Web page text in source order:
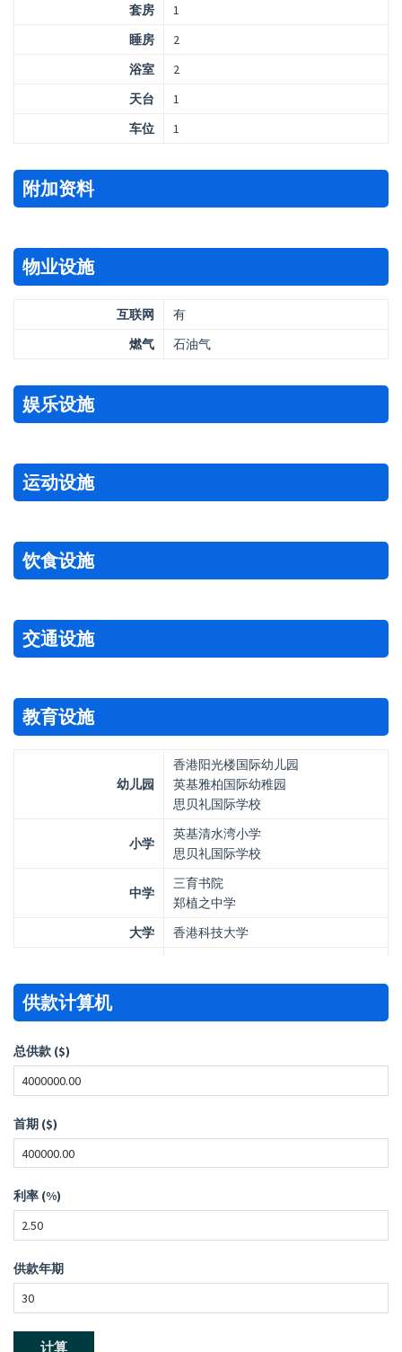
套房
1
睡房
2
浴室
2
天台
1
车位
1
附加资料
物业设施
互联网
有
燃气
石油气
娱乐设施
运动设施
饮食设施
交通设施
教育设施
幼儿园
香港阳光楼国际幼儿园
英基雅柏国际幼稚园
思贝礼国际学校
小学
英基清水湾小学
思贝礼国际学校
中学
三育书院
郑植之中学
大学
香港科技大学
供款计算机
总供款 ($)
首期 ($)
利率 (%)
供款年期